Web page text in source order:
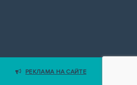
РЕКЛАМА НА САЙТЕ